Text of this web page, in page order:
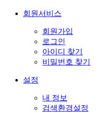
회원서비스
회원가입
로그인
아이디 찾기
비밀번호 찾기
설정
내 정보
검색환경설정